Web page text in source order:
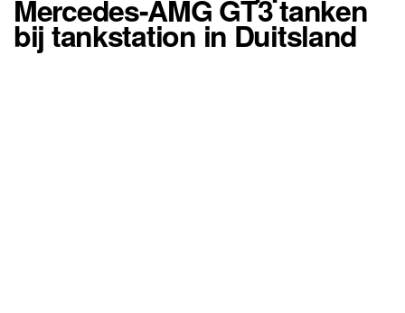
Mercedes-AMG GT3 tanken
bij tankstation in Duitsland